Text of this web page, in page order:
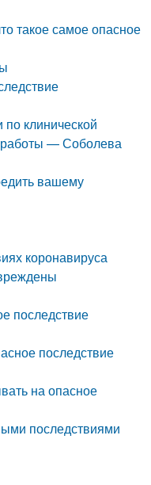
такое самое опасное
по клинической
работы — Соболева
вашему
коронавируса
последствие
последствие
на опасное
последствиями